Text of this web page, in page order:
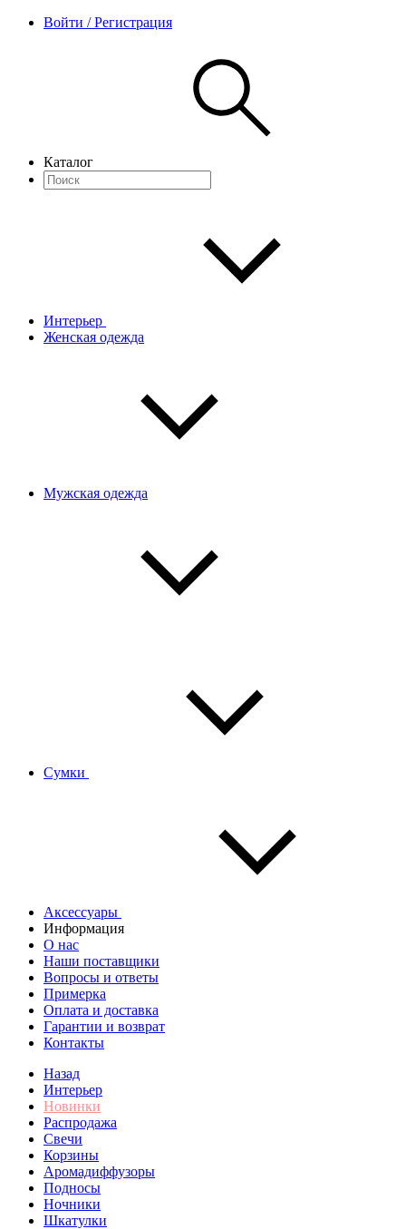
Войти / Регистрация
Каталог
Интерьер
Женская одежда
Мужская одежда
Сумки
Аксессуары
Информация
О нас
Наши поставщики
Вопросы и ответы
Примерка
Оплата и доставка
Гарантии и возврат
Контакты
Назад
Интерьер
Новинки
Распродажа
Свечи
Корзины
Аромадиффузоры
Подносы
Ночники
Шкатулки